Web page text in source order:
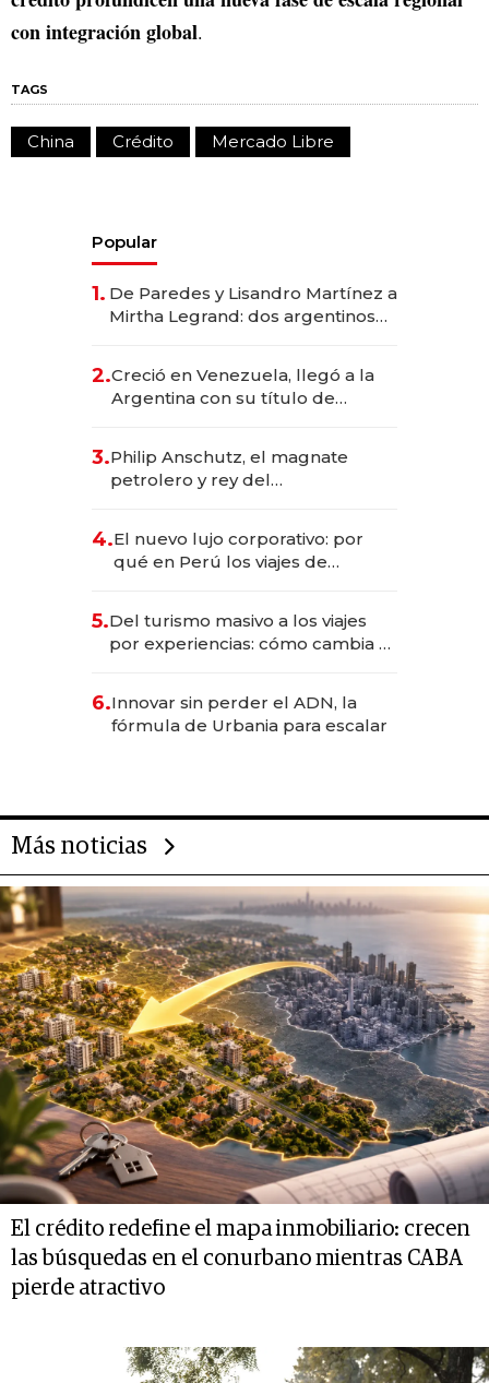
con integración global.
TAGS
China Crédito Mercado Libre
Popular
1. De Paredes y Lisandro Martínez a
Mirtha Legrand: dos argentinos
2.Creció en Venezuela, llegó a la
Argentina con su título de
las marcas "fast premium"
3.Philip Anschutz, el magnate
petrolero y rey del
Fénix
4.El nuevo lujo corporativo: por
qué en Perú los viajes de
transformadoras
5.Del turismo masivo a los viajes
por experiencias: cómo cambia el
6.Innovar sin perder el ADN, la
fórmula de Urbania para escalar
Más noticias
El crédito redefine el mapa inmobiliario: crecen
las búsquedas en el conurbano mientras CABA
pierde atractivo